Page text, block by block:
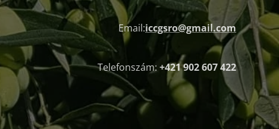
Email:iccgsro@gmail.com
Telefonszám: +421 902 607 422